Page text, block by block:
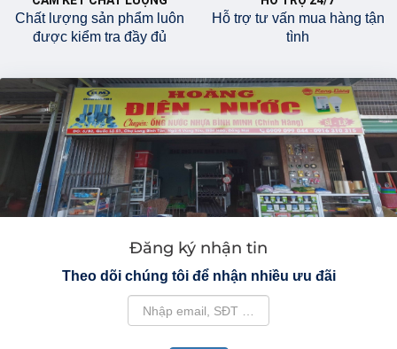
Chất lượng sản phẩm luôn
được kiểm tra đầy đủ
Hỗ trợ tư vấn mua hàng tận
tình
Đăng ký nhận tin
Theo dõi chúng tôi để nhận nhiều ưu đãi